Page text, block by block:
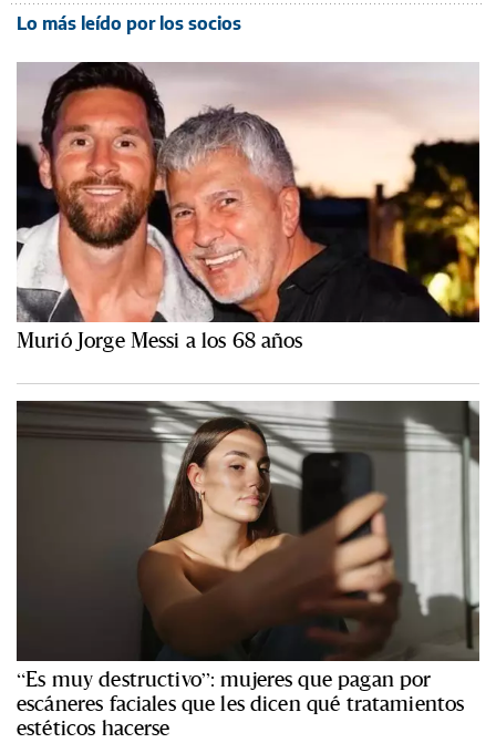
Lo más leído por los socios
Murió Jorge Messi a los 68 años
“Es muy destructivo”: mujeres que pagan por
escáneres faciales que les dicen qué tratamientos
estéticos hacerse